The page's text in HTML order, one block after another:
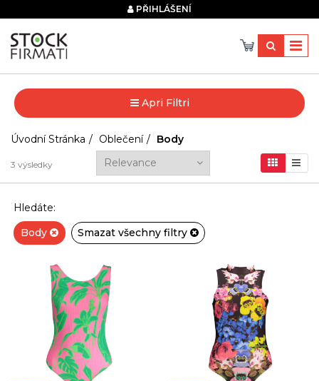
PŘIHLÁŠENÍ
Apri Filtri
Úvodní Stránka Oblečení Body
3 výsledky
Hledáte:
Body
Smazat všechny filtry